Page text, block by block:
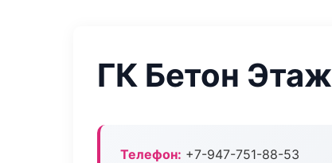
ГК Бетон Этаж
Телефон: +7-947-751-88-53